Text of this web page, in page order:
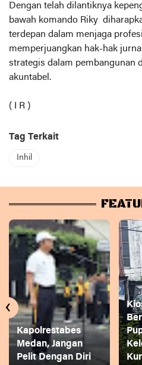
Dengan telah dilantiknya
bawah komando Riky
terdepan dalam menjaga
memperjuangkan hak-hak
strategis dalam pembangunan
akuntabel.
( I R )
Tag Terkait
Inhil
Kapolrestabes
Medan, Jangan
Pelit Dengan Diri
‹